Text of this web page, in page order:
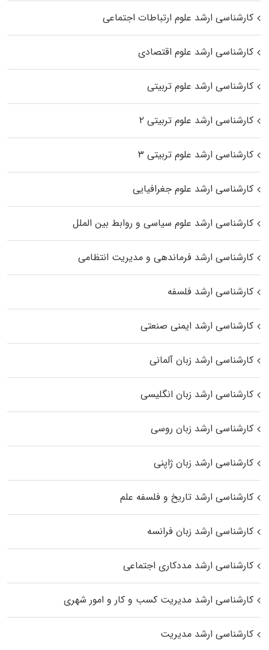
کارشناسی ارشد علوم ارتباطات اجتماعی
کارشناسی ارشد علوم اقتصادی
کارشناسی ارشد علوم تربیتی
کارشناسی ارشد علوم تربیتی ۲
کارشناسی ارشد علوم تربیتی ۳
کارشناسی ارشد علوم جغرافیایی
کارشناسی ارشد علوم سیاسی و روابط بین الملل
کارشناسی ارشد فرماندهی و مدیریت انتظامی
کارشناسی ارشد فلسفه
کارشناسی ارشد ایمنی صنعتی
کارشناسی ارشد زبان آلمانی
کارشناسی ارشد زبان انگلیسی
کارشناسی ارشد زبان روسی
کارشناسی ارشد زبان ژاپنی
کارشناسی ارشد تاریخ و فلسفه علم
کارشناسی ارشد زبان فرانسه
کارشناسی ارشد مددکاری اجتماعی
کارشناسی ارشد مدیریت کسب و کار و امور شهری
کارشناسی ارشد مدیریت